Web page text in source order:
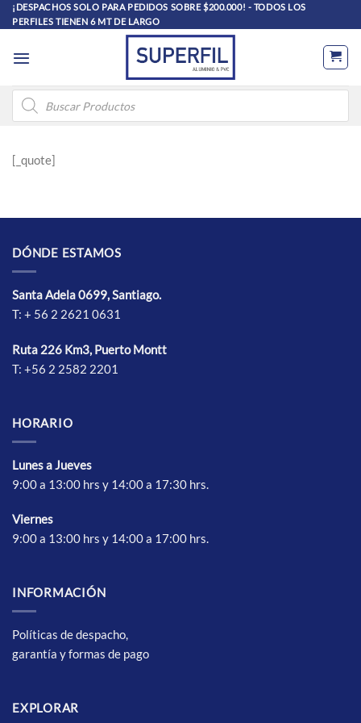
Saltar
al
¡DESPACHOS SOLO PARA PEDIDOS SOBRE $200.000! - TODOS LOS
PERFILES TIENEN 6 MT DE LARGO
Búsqueda
productos
[_quote]
DÓNDE ESTAMOS
Santa Adela 0699, Santiago.
T: + 56 2 2621 0631
Ruta 226 Km3, Puerto Montt
T: +56 2 2582 2201
HORARIO
Lunes a Jueves
9:00 a 13:00 hrs y 14:00 a 17:30 hrs.
Viernes
9:00 a 13:00 hrs y 14:00 a 17:00 hrs.
INFORMACIÓN
Políticas de despacho,
garantía y formas de pago
EXPLORAR